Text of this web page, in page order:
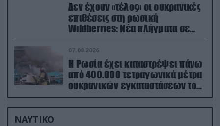
Δεν έχουν «τέλος» οι ουκρανικές
επιθέσεις στη ρωσική
Wildberries: Νέα πλήγματα σε
εγκαταστάσεις στα Ουράλια
07.08.2026
Η Ρωσία έχει καταστρέψει πάνω
από 400.000 τετραγωνικά μέτρα
ουκρανικών εγκαταστάσεων τον
Ιούλιο
ΝΑΥΤΙΚΟ